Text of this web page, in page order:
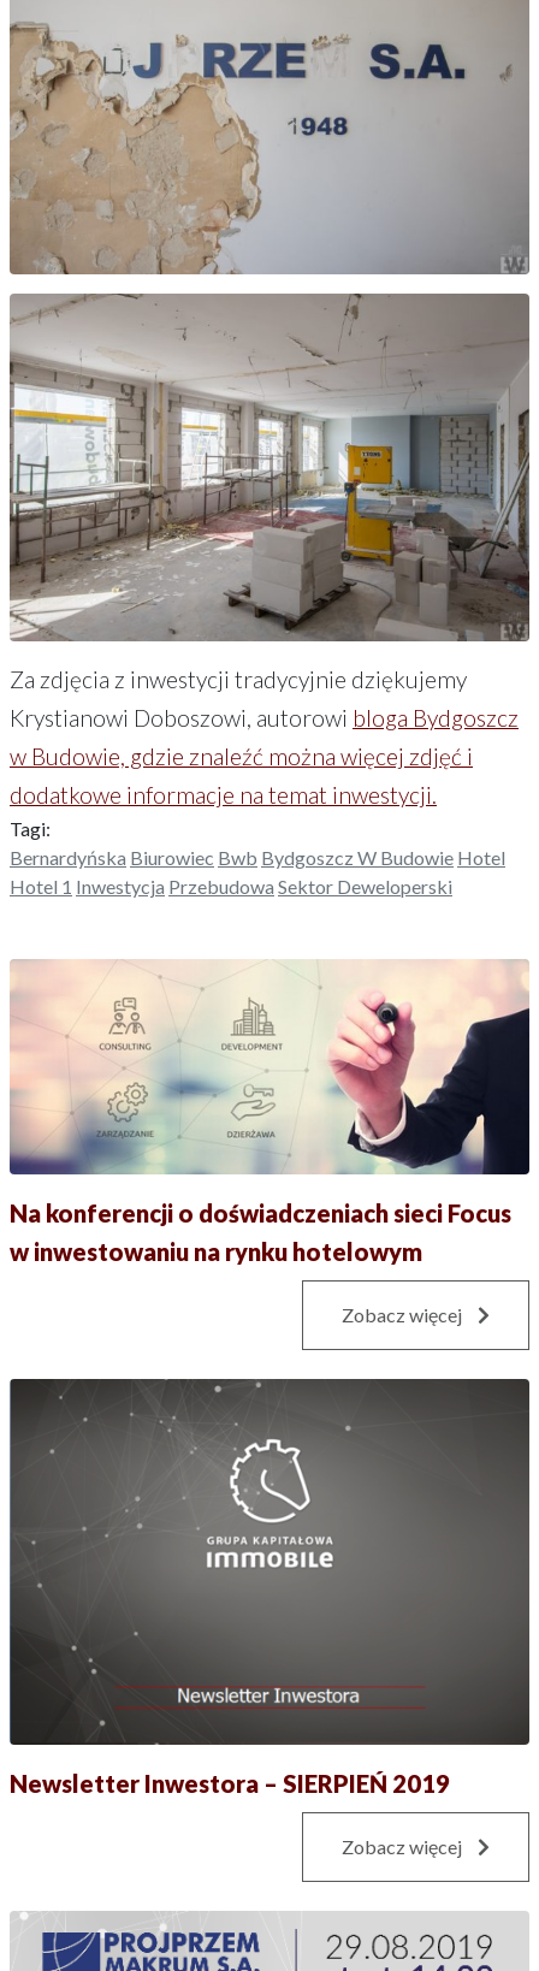
Za zdjęcia z inwestycji tradycyjnie dziękujemy
Krystianowi Doboszowi, autorowi bloga Bydgoszcz
w Budowie, gdzie znaleźć można więcej zdjęć i
dodatkowe informacje na temat inwestycji.
Tagi:
Bernardyńska Biurowiec Bwb Bydgoszcz W Budowie Hotel
Hotel 1 Inwestycja Przebudowa Sektor Deweloperski
Na konferencji o doświadczeniach sieci Focus
w inwestowaniu na rynku hotelowym
Zobacz więcej
Newsletter Inwestora – SIERPIEŃ 2019
Zobacz więcej